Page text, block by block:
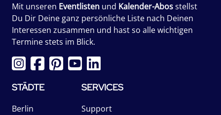
Mit unseren Eventlisten und Kalender-Abosstellst
Du Dir Deine ganz persönliche Liste nach Deinen
Interessen zusammen und hast so alle wichtigen
Termine stets im Blick.
STÄDTE
Berlin
SERVICES
Support